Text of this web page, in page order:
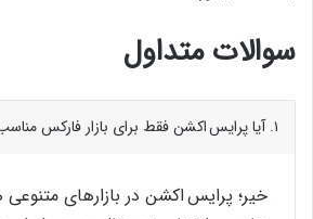
سوالات متداول
۱. آیا پرایس اکشن فقط برای بازار فارکس مناسب است؟
خیر؛ پرایس اکشن در بازارهای